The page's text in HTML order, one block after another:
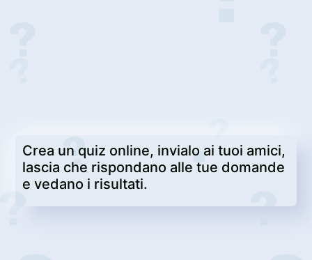
Crea un quiz online, invialo ai tuoi amici,
lascia che rispondano alle tue domande
e vedano i risultati.